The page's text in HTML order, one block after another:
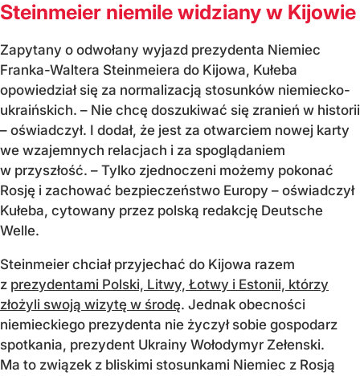
Steinmeier niemile widziany w Kijowie
Zapytany o odwołany wyjazd prezydenta Niemiec
Franka-Waltera Steinmeiera do Kijowa, Kułeba
opowiedział się za normalizacją stosunków niemiecko-
ukraińskich. – Nie chcę doszukiwać się zranień w historii
– oświadczył. I dodał, że jest za otwarciem nowej karty
we wzajemnych relacjach i za spoglądaniem
w przyszłość. – Tylko zjednoczeni możemy pokonać
Rosję i zachować bezpieczeństwo Europy – oświadczył
Kułeba, cytowany przez polską redakcję Deutsche
Welle.
Steinmeier chciał przyjechać do Kijowa razem
z prezydentami Polski, Litwy, Łotwy i Estonii, którzy
złożyli swoją wizytę w środę. Jednak obecności
niemieckiego prezydenta nie życzył sobie gospodarz
spotkania, prezydent Ukrainy Wołodymyr Zełenski.
Ma to związek z bliskimi stosunkami Niemiec z Rosją